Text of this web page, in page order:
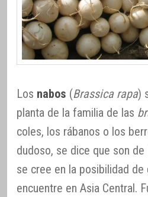
Los nabos (Brassica rapa)
planta de la familia de las
coles, los rábanos o los
dudoso, se dice que son
se cree en la posibilidad de
encuentre en Asia Central.